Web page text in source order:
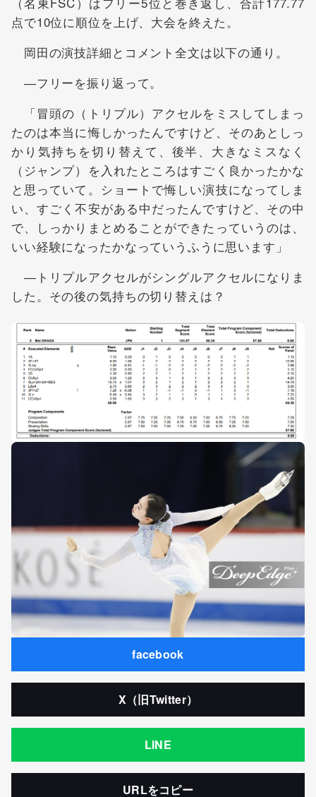
点で10位に順位を上げ、大会を終えた。
岡田の演技詳細とコメント全文は以下の通り。
―フリーを振り返って。
「冒頭の（トリプル）アクセルをミスしてしまっ
たのは本当に悔しかったんですけど、そのあとしっ
かり気持ちを切り替えて、後半、大きなミスなく
（ジャンプ）を入れたところはすごく良かったかな
と思っていて。ショートで悔しい演技になってしま
い、すごく不安がある中だったんですけど、その中
で、しっかりまとめることができたっていうのは、
いい経験になったかなっていうふうに思います」
―トリプルアクセルがシングルアクセルになりま
した。その後の気持ちの切り替えは？
facebook
X（旧Twitter）
LINE
URLをコピー